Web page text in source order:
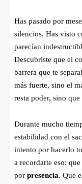
Has pasado por
silencios. Has visto
parecían
Descubriste que el
barrera que te
más fuerte, sino el
resta poder, sino
Durante mucho
estabilidad con el
intento por hacerlo
a recordarte eso:
por presencia. Que